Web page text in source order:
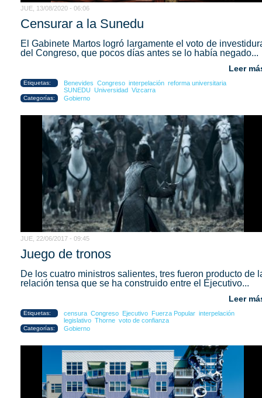
JUE, 13/08/2020 - 06:06
Censurar a la Sunedu
El Gabinete Martos logró largamente el voto de
del Congreso, que pocos días antes se lo había negado...
Leer
Etiquetas: Benevides Congreso interpelación reforma universitaria
SUNEDU Universidad Vizcarra
Categorías: Gobierno
JUE, 22/06/2017 - 09:45
Juego de tronos
De los cuatro ministros salientes, tres fueron producto de
relación tensa que se ha construido entre el Ejecutivo...
Leer
Etiquetas: censura Congreso Ejecutivo Fuerza Popular interpelación
legislativo Thorne voto de confianza
Categorías: Gobierno